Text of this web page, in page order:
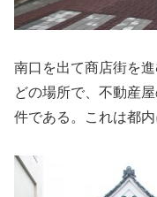
南口を出て商店街を
どの場所で、不動産
件である。これは都